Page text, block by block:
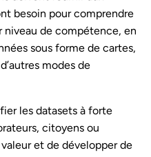
besoin pour comprendre
niveau de compétence, en
sous forme de cartes,
modes de
les datasets à forte
citoyens ou
et de développer de